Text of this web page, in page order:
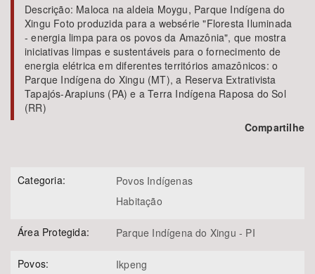
BUSCAR
Descrição: Maloca na aldeia Moygu, Parque Indígena do
Xingu Foto produzida para a websérie "Floresta Iluminada
- energia limpa para os povos da Amazônia", que mostra
iniciativas limpas e sustentáveis para o fornecimento de
energia elétrica em diferentes territórios amazônicos: o
Parque Indígena do Xingu (MT), a Reserva Extrativista
Tapajós-Arapiuns (PA) e a Terra Indígena Raposa do Sol
(RR)
Compartilhe
Categoria:
Povos Indígenas
Habitação
Área Protegida: Parque Indígena do Xingu - PI
Povos: Ikpeng